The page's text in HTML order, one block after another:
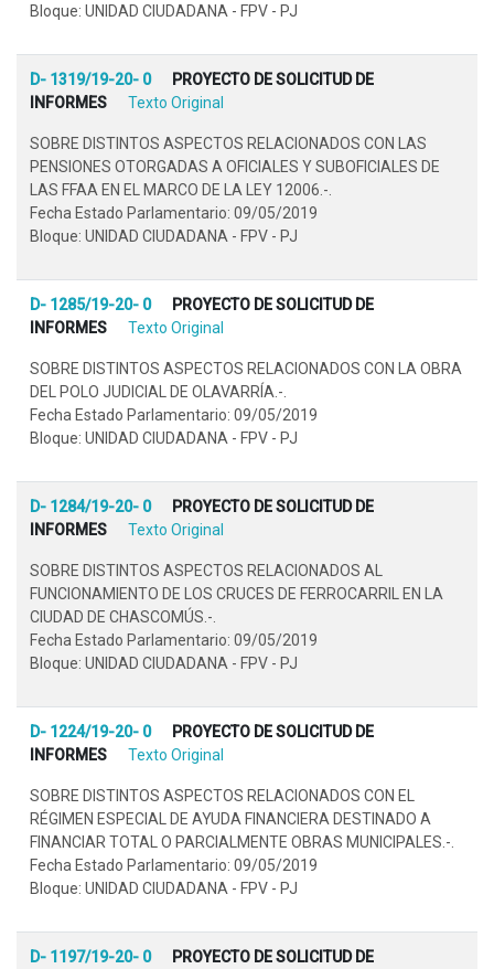
Bloque: UNIDAD CIUDADANA - FPV - PJ
D- 1319/19-20- 0
PROYECTO DE SOLICITUD DE
INFORMES
Texto Original
SOBRE DISTINTOS ASPECTOS RELACIONADOS CON LAS
PENSIONES OTORGADAS A OFICIALES Y SUBOFICIALES DE
LAS FFAA EN EL MARCO DE LA LEY 12006.-.
Fecha Estado Parlamentario: 09/05/2019
Bloque: UNIDAD CIUDADANA - FPV - PJ
D- 1285/19-20- 0
PROYECTO DE SOLICITUD DE
INFORMES
Texto Original
SOBRE DISTINTOS ASPECTOS RELACIONADOS CON LA OBRA
DEL POLO JUDICIAL DE OLAVARRÍA.-.
Fecha Estado Parlamentario: 09/05/2019
Bloque: UNIDAD CIUDADANA - FPV - PJ
D- 1284/19-20- 0
PROYECTO DE SOLICITUD DE
INFORMES
Texto Original
SOBRE DISTINTOS ASPECTOS RELACIONADOS AL
FUNCIONAMIENTO DE LOS CRUCES DE FERROCARRIL EN LA
CIUDAD DE CHASCOMÚS.-.
Fecha Estado Parlamentario: 09/05/2019
Bloque: UNIDAD CIUDADANA - FPV - PJ
D- 1224/19-20- 0
PROYECTO DE SOLICITUD DE
INFORMES
Texto Original
SOBRE DISTINTOS ASPECTOS RELACIONADOS CON EL
RÉGIMEN ESPECIAL DE AYUDA FINANCIERA DESTINADO A
FINANCIAR TOTAL O PARCIALMENTE OBRAS MUNICIPALES.-.
Fecha Estado Parlamentario: 09/05/2019
Bloque: UNIDAD CIUDADANA - FPV - PJ
D- 1197/19-20- 0
PROYECTO DE SOLICITUD DE